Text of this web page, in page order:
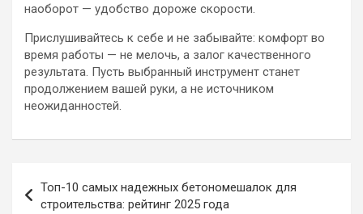
наоборот — удобство дороже скорости.
Прислушивайтесь к себе и не забывайте: комфорт во
время работы — не мелочь, а залог качественного
результата. Пусть выбранный инструмент станет
продолжением вашей руки, а не источником
неожиданностей.
по
Топ-10 самых надежных бетономешалок для
строительства: рейтинг 2025 года